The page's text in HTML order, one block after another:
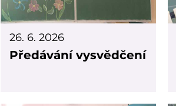
26. 6. 2026
Předávání vysvědčení